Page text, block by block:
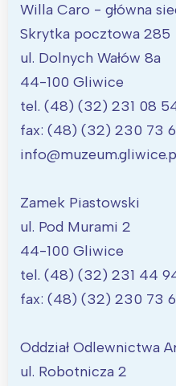
Willa Caro - główna
Skrytka pocztowa 285
ul. Dolnych Wałów 8a
44-100 Gliwice
tel. (48) (32) 231 08
fax: (48) (32) 230 73
Zamek Piastowski
ul. Pod Murami 2
44-100 Gliwice
tel. (48) (32) 231 44
fax: (48) (32) 230 73
Oddział Odlewnictwa
ul. Robotnicza 2